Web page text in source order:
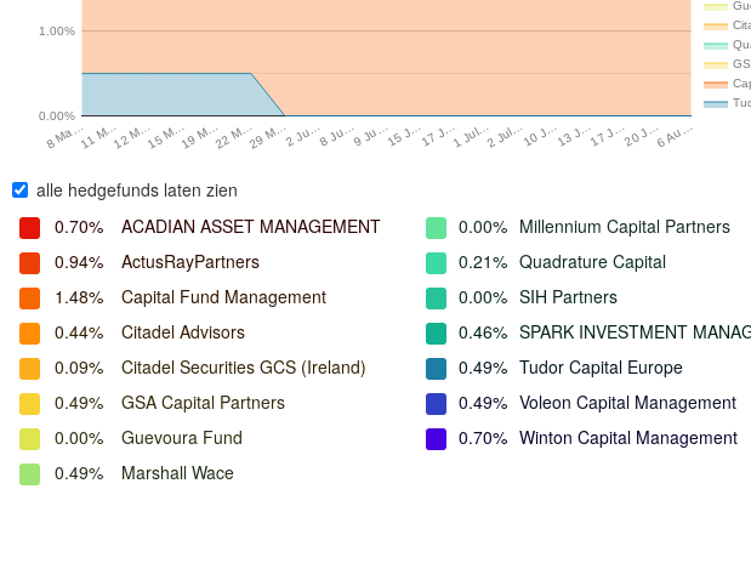
8 Ma…11 M…12 M…15 M…19 M…22 M…29 M…2 Ju…8 Ju…9 Ju…15 J…17 J…1 Jul…2 Jul…10 J…13 J…17 J…20 J…6 Au…
0.00%
1.00%
alle hedgefunds laten zien
0.70%
ACADIAN ASSET MANAGEMENT
0.94%
ActusRayPartners
1.48%
Capital Fund Management
0.44%
Citadel Advisors
0.09%
Citadel Securities GCS (Ireland)
0.49%
GSA Capital Partners
0.00%
Guevoura Fund
0.49%
Marshall Wace
0.00% Millennium Capital Partners
0.21% Quadrature Capital
0.00% SIH Partners
0.46% SPARK INVESTMENT
0.49% Tudor Capital Europe
0.49% Voleon Capital Management
0.70% Winton Capital Management